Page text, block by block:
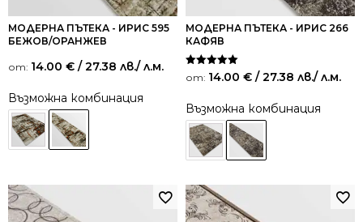
МОДЕРНА ПЪТЕКА - ИРИС 595
БЕЖОВ/ОРАНЖЕВ
от: 14.00 € / 27.38 лв./ л.м.
Възможна комбинация
МОДЕРНА ПЪТЕКА - ИРИС 266
КАФЯВ
Оценено на
5.00
от: 14.00 € / 27.38 лв./ л.м.
Възможна комбинация